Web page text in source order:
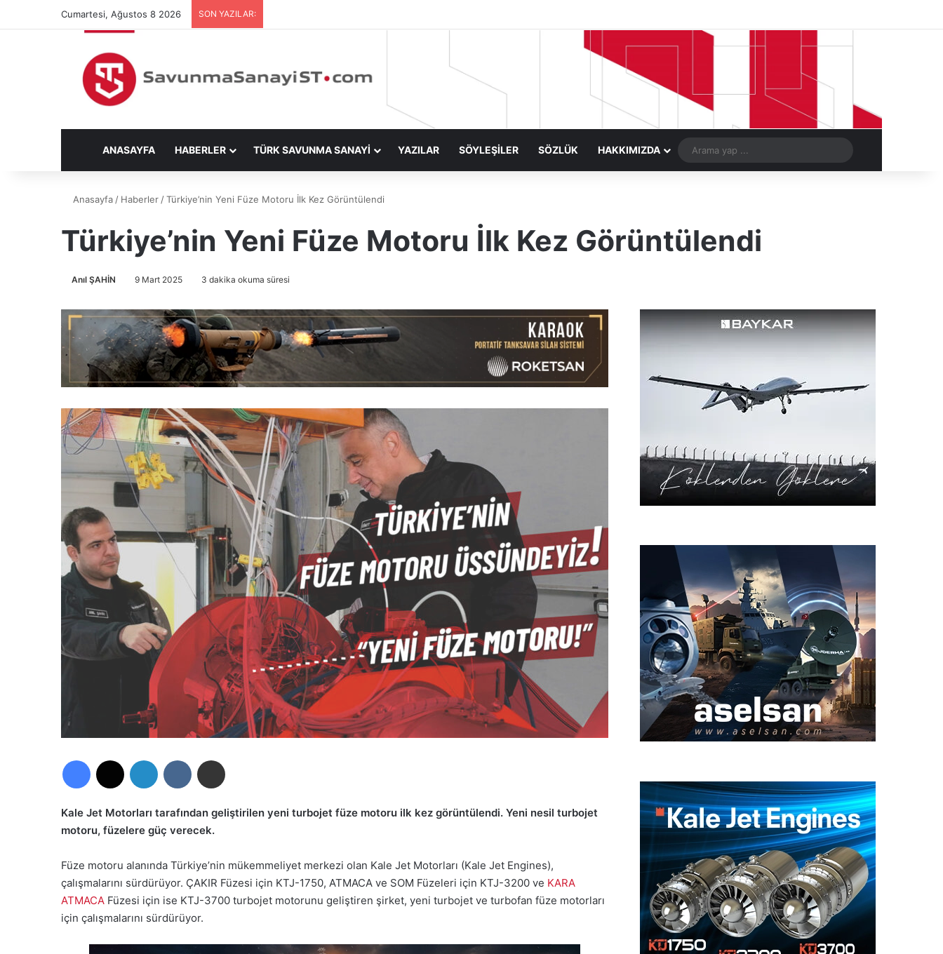
Cumartesi, Ağustos 8 2026 SON YAZILAR:
ANASAYFA HABERLER TÜRK SAVUNMA SANAYİ YAZILAR SÖYLEŞİLER SÖZLÜK HAKKIMIZDA
yap
Anasayfa/ Haberler/Türkiye’nin Yeni Füze Motoru İlk Kez Görüntülendi
Türkiye’nin Yeni Füze Motoru İlk Kez Görüntülendi
Anıl ŞAHİN 9 Mart 2025 3 dakika okuma süresi
Kale Jet Motorları tarafından geliştirilen yeni turbojet füze motoru ilk kez görüntülendi. Yeni nesil turbojet
motoru, füzelere güç verecek.
Füze motoru alanında Türkiye’nin mükemmeliyet merkezi olan Kale Jet Motorları (Kale Jet Engines),
çalışmalarını sürdürüyor. ÇAKIR Füzesi için KTJ-1750, ATMACA ve SOM Füzeleri için KTJ-3200 ve KARA
ATMACA Füzesi için ise KTJ-3700 turbojet motorunu geliştiren şirket, yeni turbojet ve turbofan füze motorları
için çalışmalarını sürdürüyor.